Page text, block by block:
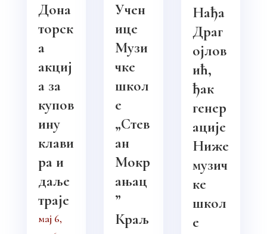
Дона
торск
а
акциј
а за
купов
ину
клави
ра и
даље
траје
мај 6,
Учен
ице
Музи
чке
школ
е
„Стев
ан
Мокр
ањац
”
Краљ
Нађа
Драг
ојлов
ић,
ђак
генер
ације
Ниже
музич
ке
школ
е